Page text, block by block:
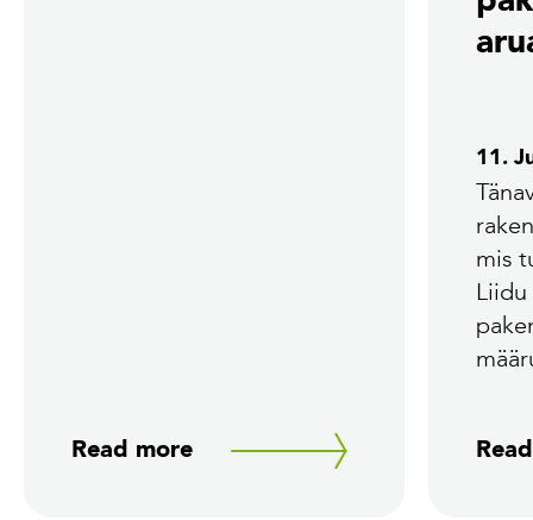
Read more
11.
mis